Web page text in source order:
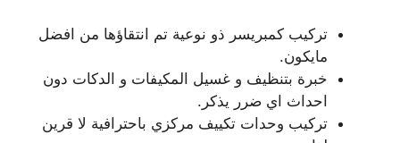
تركيب كمبريسر ذو نوعية تم انتقاؤها من افضل
مايكون.
خبرة بتنظيف و غسيل المكيفات و الدكات دون
احداث اي ضرر يذكر.
تركيب وحدات تكييف مركزي باحترافية لا قرين